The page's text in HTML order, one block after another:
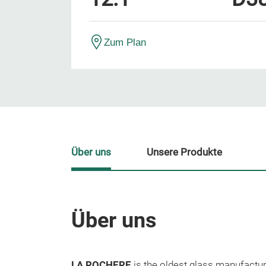
Zum Plan
Über uns
Über uns Unsere Produkte